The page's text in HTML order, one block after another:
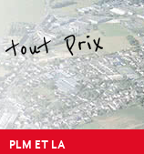
PLM ET LA